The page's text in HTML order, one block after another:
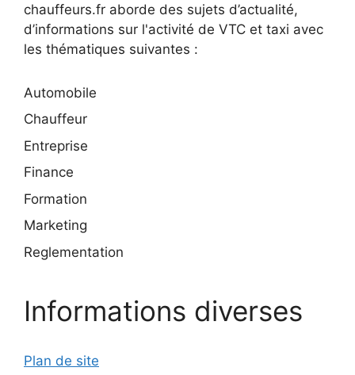
chauffeurs.fr aborde des sujets d’actualité,
d’informations sur l'activité de VTC et taxi avec
les thématiques suivantes :
Automobile
Chauffeur
Entreprise
Finance
Formation
Marketing
Reglementation
Informations diverses
Plan de site